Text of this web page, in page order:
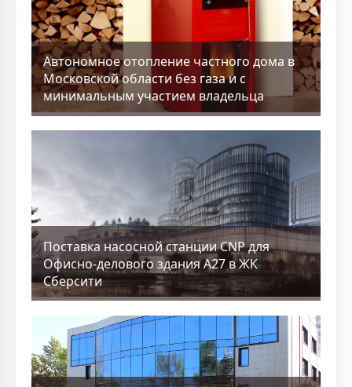
Aвтономное отопление частного дома в
Московской области без газа и с
минимальным участием владельца
Поставка насосной станции CNP для
Офисно-делового здания А27 в ЖК
Сберсити